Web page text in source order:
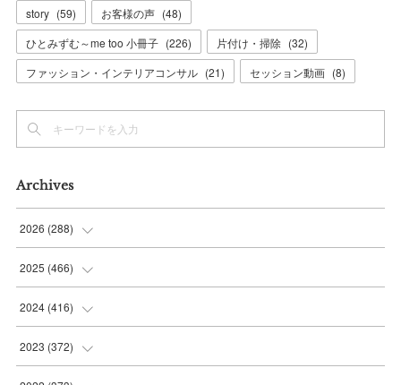
story (59) お客様の声 (48)
ひとみずむ～me too 小冊子 (226) 片付け・掃除 (32)
ファッション・インテリアコンサル (21) セッション動画 (8)
Archives
2026 (288)
(9)
(36
(37
(42
2025 (466)
(56
(37
(35
2024 (416)
(38
2023 (372)